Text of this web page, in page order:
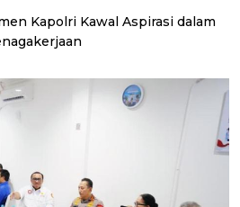
Kapolri Kawal Aspirasi dalam